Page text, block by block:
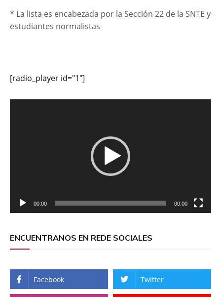
* La lista es encabezada por la Sección 22 de la SNTE y
estudiantes normalistas
[radio_player id="1"]
00:00 00:00
ENCUENTRANOS EN REDE SOCIALES
Facebook Twitter